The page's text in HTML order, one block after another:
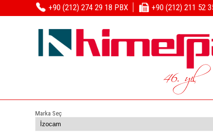
+90 (212) 274 29 18 PBX +90 (212) 211 52
46. yıl
Marka Seç